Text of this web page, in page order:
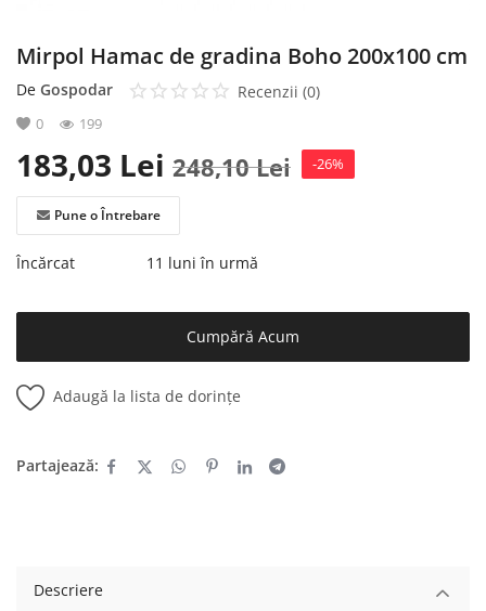
Mirpol Hamac de gradina Boho 200x100 cm
De Gospodar Recenzii (0)
0 199
183,03 Lei 248,10Lei -26%
Pune o Întrebare
Încărcat 11 luni în urmă
Cumpără Acum
Adaugă la lista de dorințe
Partajează:
Descriere